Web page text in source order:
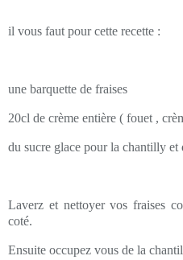
il vous faut pour cette recette :
une barquette de fraises
20cl de crème entière ( fouet ,
du sucre glace pour la chantilly et
Laverz et nettoyer vos fraises
coté.
Ensuite occupez vous de la